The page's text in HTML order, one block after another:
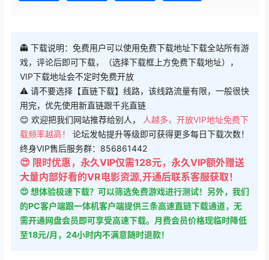
👻 下载说明：免费用户可以使用免费下载地址下载全站所有游
戏，评论后即可下载，（选择下载框上方免费下载地址），
VIP下载地址会不定时免费开放
⚠ 请不要选择【直链下载】线路，该线路流量有限，一般很快
用完，优先使用新直链跟千兆直链
😊 欢迎把我们网站推荐给别人，
人越多，开放VIP地址免费下
载频率越高！ 论坛发帖提升等级即可获得更多每日下载次数！
终身VIP售后服务群：856861442
😍 限时优惠，永久VIP仅需128元，永久VIP额外赠送
大量内部好看的VR电影资源,开通后联系客服获取！
😍 想体验极速下载？可以筛选免费游戏进行测试！另外，我们
的PC客户端跟一体机客户端提供三条高速直链下载通道，无
需开通网盘会员即可享受高速下载。月费会员价格现临时降低
至18元/月，24小时内不满意随时退款！